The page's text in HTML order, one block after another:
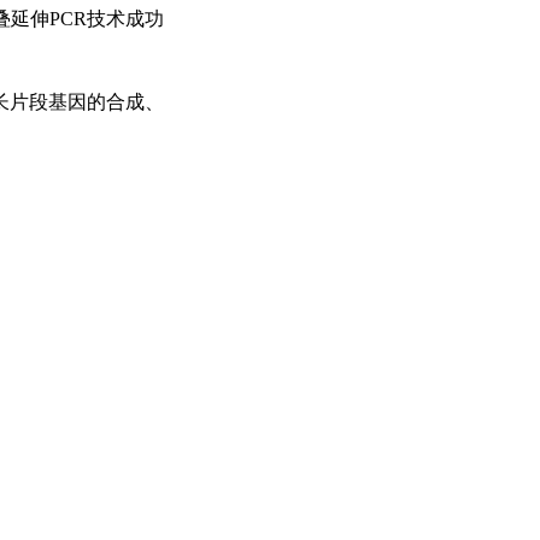
延伸PCR技术成功
段基因的合成、